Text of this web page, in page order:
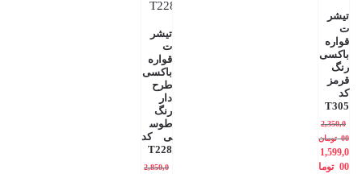
تیشر
ت
قواره
باکسی
رنگ
قرمز
کد
T305
2,350,0
00 تومان
1,599,0
00 توما
تیشر
ت
قواره
باکسی
طرح
دار
رنگ
طوس
ی کد
T228
2,850,0